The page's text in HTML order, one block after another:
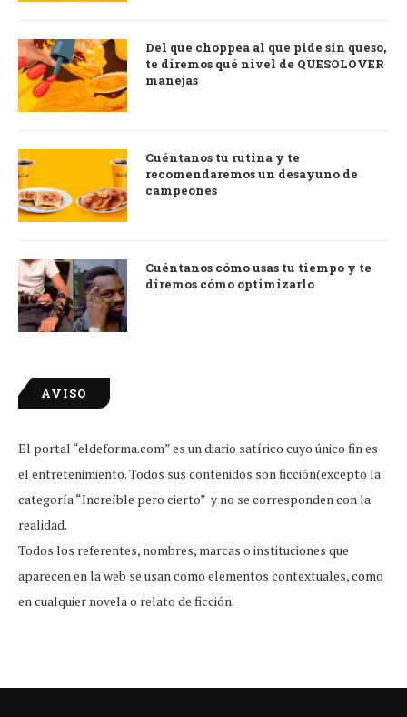
Del que choppea al que pide sin queso,
te diremos qué nivel de QUESOLOVER
manejas
Cuéntanos tu rutina y te
recomendaremos un desayuno de
campeones
Cuéntanos cómo usas tu tiempo y te
diremos cómo optimizarlo
AVISO
El portal “eldeforma.com” es un diario satírico cuyo único fin es
el entretenimiento. Todos sus contenidos son ficción(excepto la
categoría “Increíble pero cierto” y no se corresponden con la
realidad.
Todos los referentes, nombres, marcas o instituciones que
aparecen en la web se usan como elementos contextuales, como
en cualquier novela o relato de ficción.